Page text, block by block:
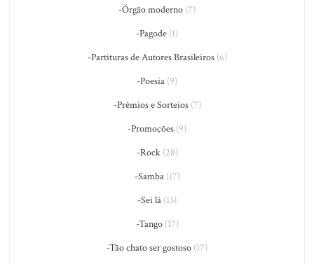
-Órgão moderno (7)
-Pagode (1)
-Partituras de Autores Brasileiros(6)
-Poesia (9)
-Prêmios e Sorteios(7)
-Promoções (9)
-Rock(28)
-Samba(17)
-Sei lá (13)
-Tango(17)
-Tão chato ser gostoso (17)